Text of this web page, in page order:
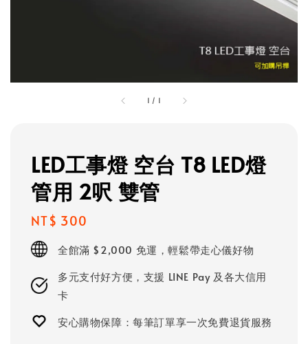
1 / 1
LED工事燈 空台 T8 LED燈
管用 2呎 雙管
Regular
price
NT$ 300
全館滿 $2,000 免運，輕鬆帶走心儀好物
多元支付好方便，支援 LINE Pay 及各大信用
卡
安心購物保障：每筆訂單享一次免費退貨服務